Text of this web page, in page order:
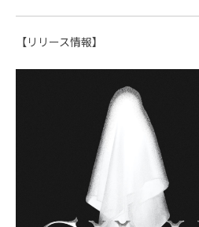
【リリース情報】